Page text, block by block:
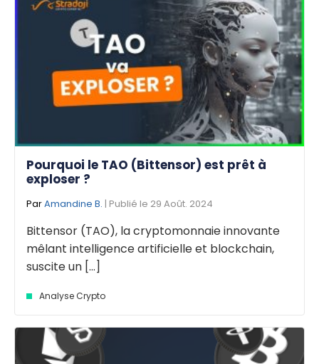
Pourquoi le TAO (Bittensor) est prêt à
exploser ?
ParAmandine B. | Publié le 29 Août. 2024
Bittensor (TAO), la cryptomonnaie innovante
mêlant intelligence artificielle et blockchain,
suscite un [...]
Analyse Crypto